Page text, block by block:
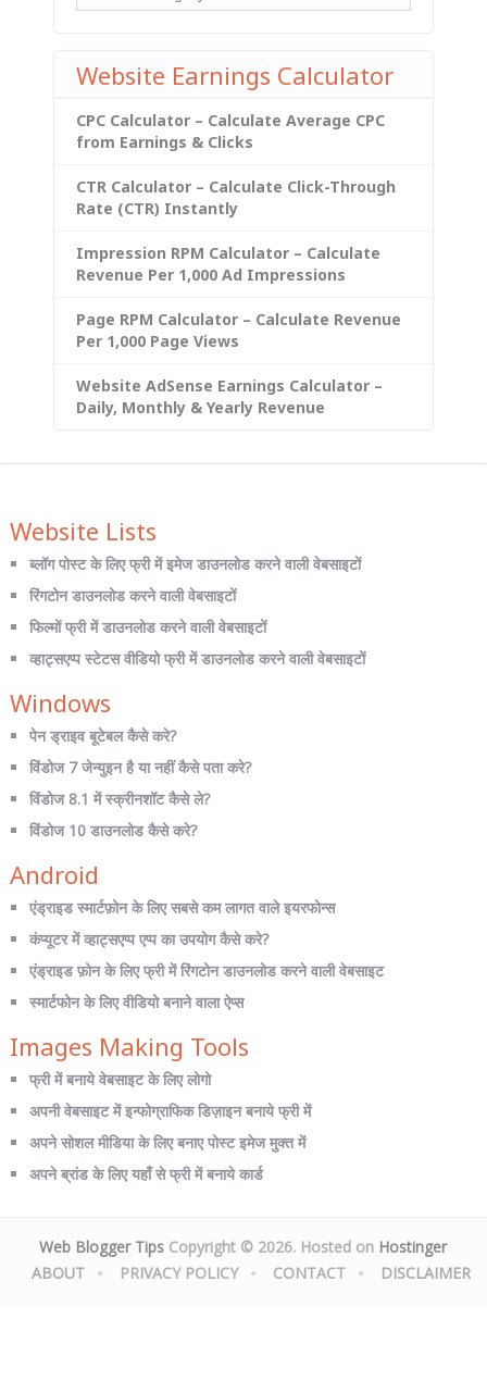
Website Earnings Calculator
CPC Calculator – Calculate Average CPC
from Earnings & Clicks
CTR Calculator – Calculate Click-Through
Rate (CTR) Instantly
Impression RPM Calculator – Calculate
Revenue Per 1,000 Ad Impressions
Page RPM Calculator – Calculate Revenue
Per 1,000 Page Views
Website AdSense Earnings Calculator –
Daily, Monthly & Yearly Revenue
Website Lists
ब्लॉग पोस्ट के लिए फ्री में इमेज डाउनलोड करने वाली वेबसाइटों
रिंगटोन डाउनलोड करने वाली वेबसाइटों
फिल्मों फ्री में डाउनलोड करने वाली वेबसाइटों
व्हाट्सएप्प स्टेटस वीडियो फ्री में डाउनलोड करने वाली वेबसाइटों
Windows
पेन ड्राइव बूटेबल कैसे करे?
विंडोज 7 जेन्युइन है या नहीं कैसे पता करे?
विंडोज 8.1 में स्क्रीनशॉट कैसे ले?
विंडोज 10 डाउनलोड कैसे करे?
Android
एंड्राइड स्मार्टफ़ोन के लिए सबसे कम लागत वाले इयरफोन्स
कंप्यूटर में व्हाट्सएप्प एप्प का उपयोग कैसे करे?
एंड्राइड फ़ोन के लिए फ्री में रिंगटोन डाउनलोड करने वाली वेबसाइट
स्मार्टफोन के लिए वीडियो बनाने वाला ऐप्स
Images Making Tools
फ्री में बनाये वेबसाइट के लिए लोगो
अपनी वेबसाइट में इन्फोग्राफिक डिज़ाइन बनाये फ्री में
अपने सोशल मीडिया के लिए बनाए पोस्ट इमेज मुक्त में
अपने ब्रांड के लिए यहाँ से फ्री में बनाये कार्ड
Web Blogger Tips Copyright © 2026. Hosted on Hostinger
ABOUT
PRIVACY POLICY CONTACT DISCLAIMER